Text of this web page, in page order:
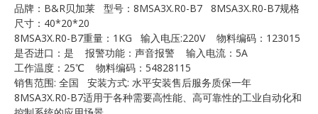
品牌：B&R贝加莱 型号：8MSA3X.R0-B7 8MSA3X.R0-B7规格
尺寸：40*20*20
8MSA3X.R0-B7重量：1KG 输入电压:220V 物料编码：123015
是否进口：是 报警功能：声音报警 输入电流：5A
工作温度：25℃ 物料编码：54828115
销售范围: 全国 安装方式: 水平安装售后服务质保一年
8MSA3X.R0-B7适用于各种需要高性能、高可靠性的工业自动化和